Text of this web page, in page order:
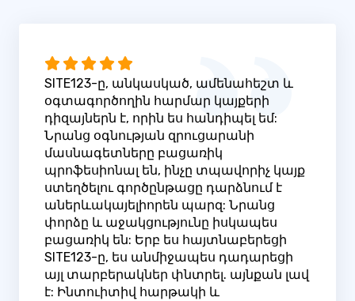
SITE123-ը, անկասկած, ամենահեշտ և
օգտագործողին հարմար կայքերի
դիզայներն է, որին ես հանդիպել եմ:
Նրանց օգնության զրուցարանի
մասնագետները բացառիկ
պրոֆեսիոնալ են, ինչը տպավորիչ կայք
ստեղծելու գործընթացը դարձնում է
աներևակայելիորեն պարզ: Նրանց
փորձը և աջակցությունը իսկապես
բացառիկ են: Երբ ես հայտնաբերեցի
SITE123-ը, ես անմիջապես դադարեցի
այլ տարբերակներ փնտրել. այնքան լավ
է: Ինտուիտիվ հարթակի և